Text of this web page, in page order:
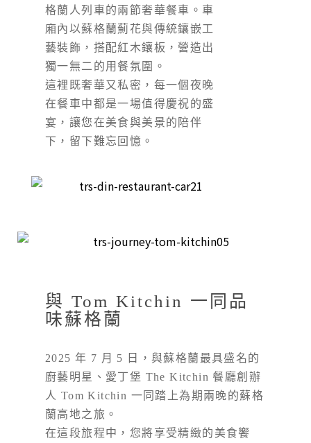
格蘭人列車的兩節奢華餐車。車
廂內以蘇格蘭薊花與傳統鑲嵌工
藝裝飾，搭配紅木鑲板，營造出
獨一無二的用餐氛圍。
這裡既奢華又私密，每一個夜晚
在餐車中都是一場值得慶祝的盛
宴，讓您在美食與美景的陪伴
下，留下難忘回憶。
與 Tom Kitchin 一同品
味蘇格蘭
2025 年 7 月 5 日，與蘇格蘭最具盛名的
廚藝明星、愛丁堡 The Kitchin 餐廳創辦
人 Tom Kitchin 一同踏上為期兩晚的蘇格
蘭高地之旅。
在這段旅程中，您將享受精緻的美食饗